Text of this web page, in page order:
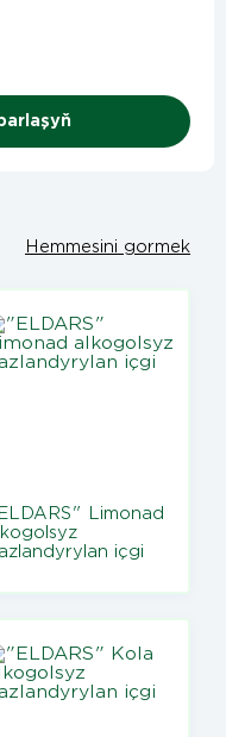
Hemmesini gormek
Limonad
içgi